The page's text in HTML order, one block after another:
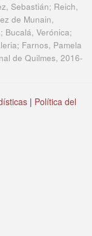
Sebastián; Reich,
de Munain,
Bucalá, Verónica;
Farnos, Pamela
de Quilmes, 2016-
| Política del